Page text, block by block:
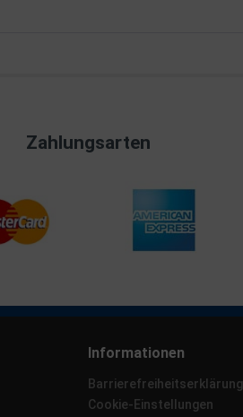
Zahlungsarten
Informationen
Barrierefreiheitserklärung
Cookie-Einstellungen